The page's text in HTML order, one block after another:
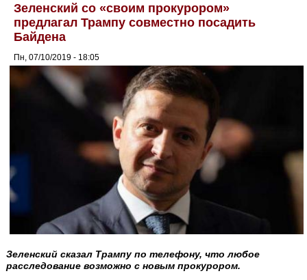
Зеленский со «своим прокурором»
предлагал Трампу совместно посадить
Байдена
Пн, 07/10/2019 - 18:05
Зеленский сказал Трампу по телефону, что любое
расследование возможно с новым прокурором.